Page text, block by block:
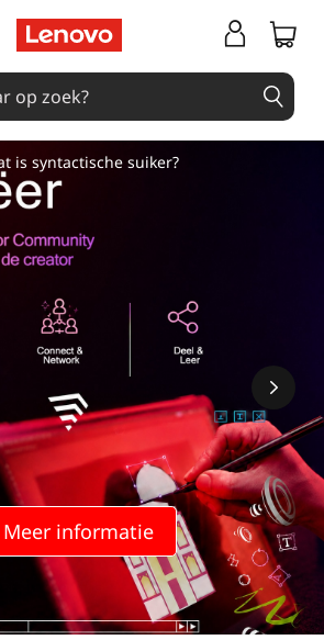
Meer informatie
is syntactische suiker?